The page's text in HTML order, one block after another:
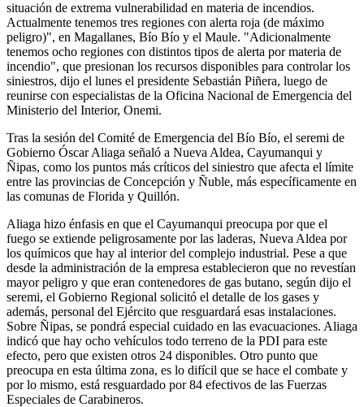
situación de extrema vulnerabilidad en materia de incendios.
Actualmente tenemos tres regiones con alerta roja (de máximo
peligro)", en Magallanes, Bío Bío y el Maule. "Adicionalmente
tenemos ocho regiones con distintos tipos de alerta por materia de
incendio", que presionan los recursos disponibles para controlar los
siniestros, dijo el lunes el presidente Sebastián Piñera, luego de
reunirse con especialistas de la Oficina Nacional de Emergencia del
Ministerio del Interior, Onemi.
Tras la sesión del Comité de Emergencia del Bío Bío, el seremi de
Gobierno Óscar Aliaga señaló a Nueva Aldea, Cayumanqui y
Ñipas, como los puntos más críticos del siniestro que afecta el límite
entre las provincias de Concepción y Ñuble, más específicamente en
las comunas de Florida y Quillón.
Aliaga hizo énfasis en que el Cayumanqui preocupa por que el
fuego se extiende peligrosamente por las laderas, Nueva Aldea por
los químicos que hay al interior del complejo industrial. Pese a que
desde la administración de la empresa establecieron que no revestían
mayor peligro y que eran contenedores de gas butano, según dijo el
seremi, el Gobierno Regional solicitó el detalle de los gases y
además, personal del Ejército que resguardará esas instalaciones.
Sobre Ñipas, se pondrá especial cuidado en las evacuaciones. Aliaga
indicó que hay ocho vehículos todo terreno de la PDI para este
efecto, pero que existen otros 24 disponibles. Otro punto que
preocupa en esta última zona, es lo difícil que se hace el combate y
por lo mismo, está resguardado por 84 efectivos de las Fuerzas
Especiales de Carabineros.